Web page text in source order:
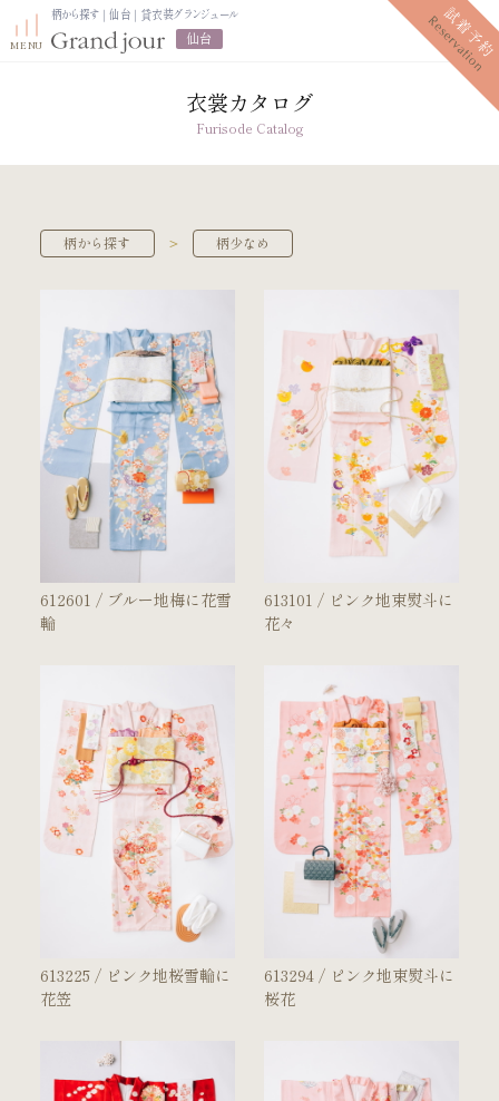
柄から探す｜仙台｜貸衣装グランジュール
仙台
写真だけの成人式プラン
振袖展示会
ママ振袖相談会
衣裳カタログ
LOOKBOOK
大学1年生の方へ
大学2年生の方へ
ヘアスタイリング特集
アルバム・写真商品
店舗案内
衣裳カタログ
Furisode Catalog
柄から探す ＞ 柄少なめ
612601 / ブルー地梅に花雪
輪
613101 / ピンク地束熨斗に
花々
613225 / ピンク地桜雪輪に
花笠
613294 / ピンク地束熨斗に
桜花